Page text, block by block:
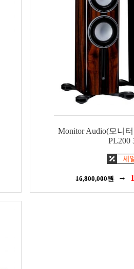
Monitor Audio(모니
PL200
16,800,000원